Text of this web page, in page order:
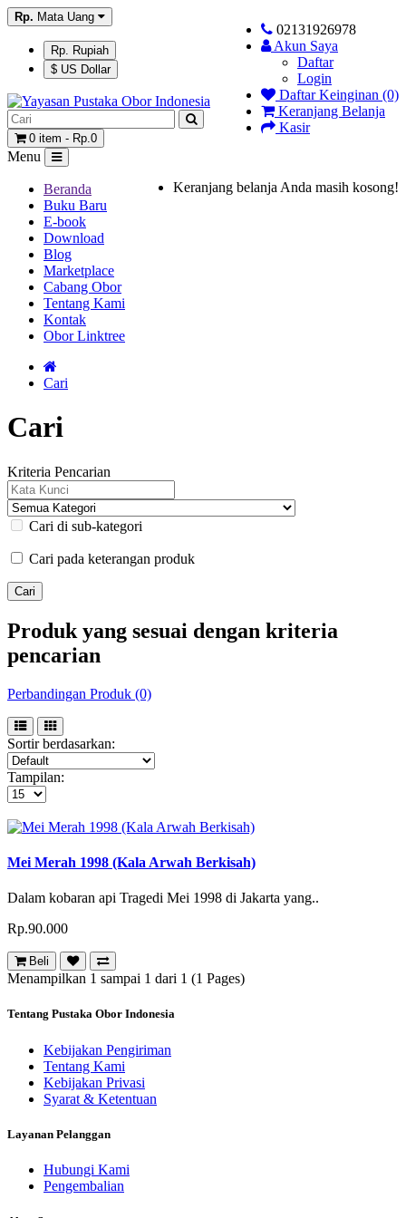
Rp. Mata Uang
Rp. Rupiah
$ US Dollar
02131926978
Akun Saya
Daftar
Login
Daftar Keinginan (0)
Keranjang Belanja
Kasir
0 item - Rp.0
Keranjang belanja Anda masih kosong!
Menu
Beranda
Buku Baru
E-book
Download
Blog
Marketplace
Cabang Obor
Tentang Kami
Kontak
Obor Linktree
Cari
Cari
Kriteria Pencarian
Cari di sub-kategori
Cari pada keterangan produk
Produk yang sesuai dengan kriteria
pencarian
Perbandingan Produk (0)
Sortir berdasarkan:
Tampilan:
Mei Merah 1998 (Kala Arwah Berkisah)
Dalam kobaran api Tragedi Mei 1998 di Jakarta yang..
Rp.90.000
Beli
Menampilkan 1 sampai 1 dari 1 (1 Pages)
Tentang Pustaka Obor Indonesia
Kebijakan Pengiriman
Tentang Kami
Kebijakan Privasi
Syarat & Ketentuan
Layanan Pelanggan
Hubungi Kami
Pengembalian